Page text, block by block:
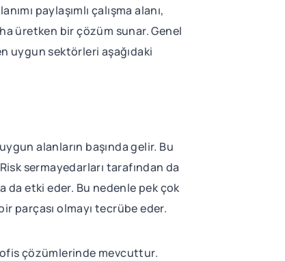
paylaşımlı çalışma alanı,
üretken bir çözüm sunar. Genel
uygun sektörleri aşağıdaki
alanların başında gelir. Bu
sermayedarları tarafından da
da etki eder. Bu nedenle pek çok
parçası olmayı tecrübe eder.
ofis çözümlerinde mevcuttur.